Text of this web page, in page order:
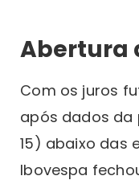
Abertura
Com os juros
após dados da
15) abaixo das
Ibovespa